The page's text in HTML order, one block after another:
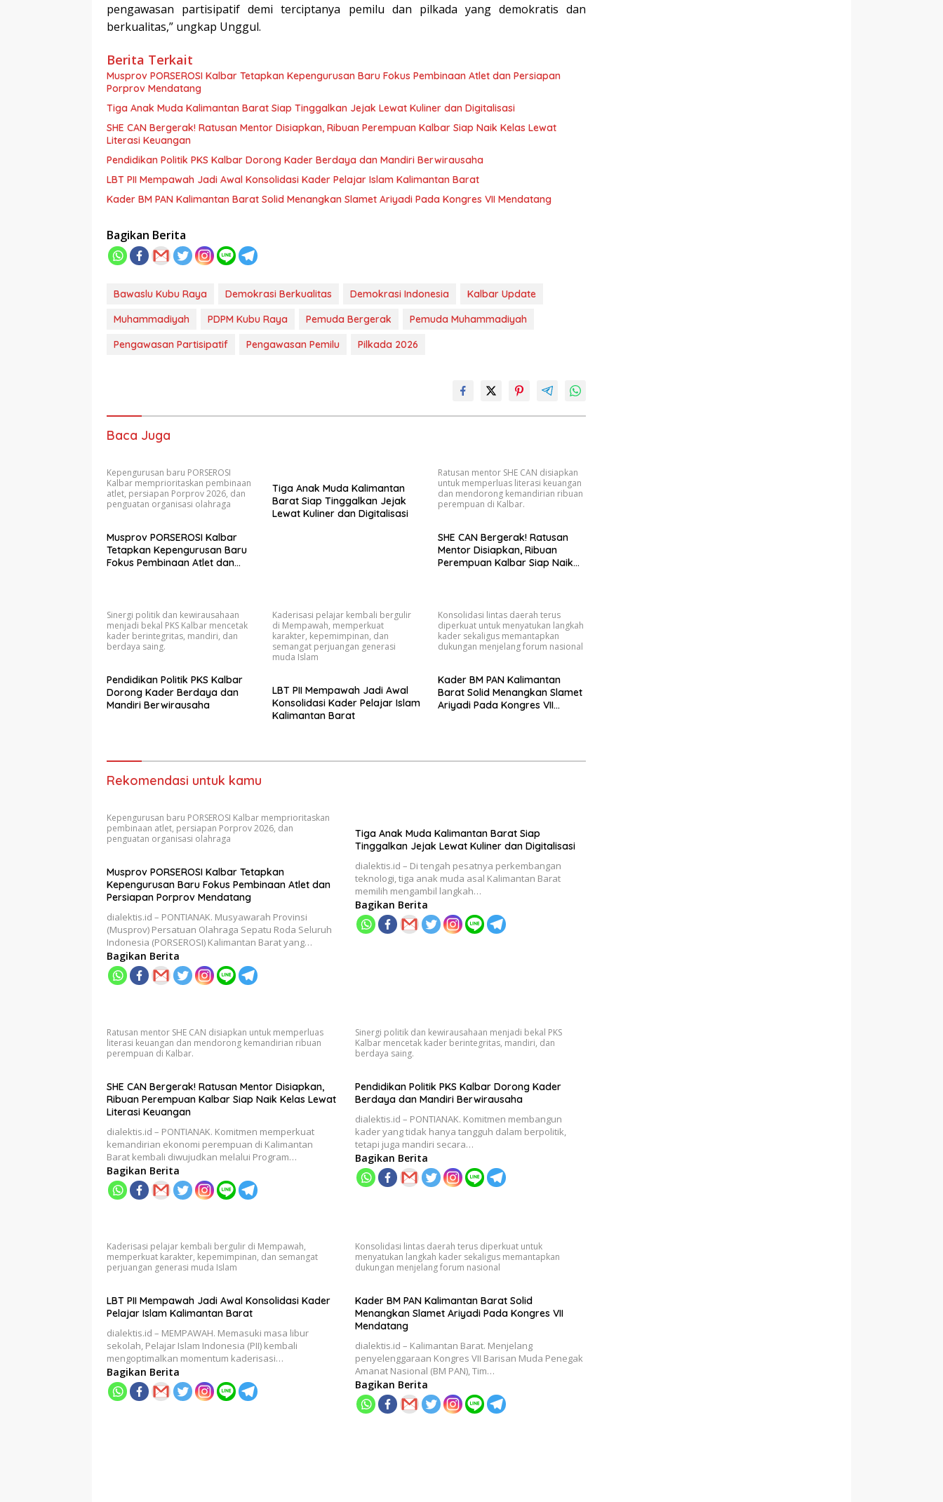
pengawasan partisipatif demi terciptanya pemilu dan pilkada yang demokratis dan
berkualitas,” ungkap Unggul.
Berita Terkait
Musprov PORSEROSI Kalbar Tetapkan Kepengurusan Baru Fokus Pembinaan Atlet dan Persiapan
Porprov Mendatang
Tiga Anak Muda Kalimantan Barat Siap Tinggalkan Jejak Lewat Kuliner dan Digitalisasi
SHE CAN Bergerak! Ratusan Mentor Disiapkan, Ribuan Perempuan Kalbar Siap Naik Kelas Lewat
Literasi Keuangan
Pendidikan Politik PKS Kalbar Dorong Kader Berdaya dan Mandiri Berwirausaha
LBT PII Mempawah Jadi Awal Konsolidasi Kader Pelajar Islam Kalimantan Barat
Kader BM PAN Kalimantan Barat Solid Menangkan Slamet Ariyadi Pada Kongres VII Mendatang
Bagikan Berita
Bawaslu Kubu Raya Demokrasi Berkualitas Demokrasi Indonesia
Kalbar Update
Muhammadiyah
PDPM Kubu Raya Pemuda Bergerak
Pemuda Muhammadiyah
Pengawasan Partisipatif
Pengawasan Pemilu Pilkada 2026
Baca Juga
Kepengurusan baru PORSEROSI
Kalbar memprioritaskan pembinaan
atlet, persiapan Porprov 2026, dan
penguatan organisasi olahraga
Musprov PORSEROSI Kalbar
Tetapkan Kepengurusan Baru
Fokus Pembinaan Atlet dan
Tiga Anak Muda Kalimantan
Barat Siap Tinggalkan Jejak
Lewat Kuliner dan Digitalisasi
Ratusan mentor SHE CAN disiapkan
untuk memperluas literasi keuangan
dan mendorong kemandirian ribuan
perempuan di Kalbar.
SHE CAN Bergerak! Ratusan
Mentor Disiapkan, Ribuan
Perempuan Kalbar Siap Naik
Sinergi politik dan kewirausahaan
menjadi bekal PKS Kalbar mencetak
kader berintegritas, mandiri, dan
berdaya saing.
Pendidikan Politik PKS Kalbar
Dorong Kader Berdaya dan
Mandiri Berwirausaha
Kaderisasi pelajar kembali bergulir
di Mempawah, memperkuat
karakter, kepemimpinan, dan
semangat perjuangan generasi
muda Islam
LBT PII Mempawah Jadi Awal
Konsolidasi Kader Pelajar Islam
Kalimantan Barat
Konsolidasi lintas daerah terus
diperkuat untuk menyatukan langkah
kader sekaligus memantapkan
dukungan menjelang forum nasional
Kader BM PAN Kalimantan
Barat Solid Menangkan Slamet
Ariyadi Pada Kongres VII
Rekomendasi untuk kamu
Kepengurusan baru PORSEROSI Kalbar memprioritaskan
pembinaan atlet, persiapan Porprov 2026, dan
penguatan organisasi olahraga
Musprov PORSEROSI Kalbar Tetapkan
Kepengurusan Baru Fokus Pembinaan Atlet dan
Persiapan Porprov Mendatang
dialektis.id – PONTIANAK. Musyawarah Provinsi
(Musprov) Persatuan Olahraga Sepatu Roda Seluruh
Indonesia (PORSEROSI) Kalimantan Barat yang…
Bagikan Berita
Tiga Anak Muda Kalimantan Barat Siap
Tinggalkan Jejak Lewat Kuliner dan Digitalisasi
dialektis.id – Di tengah pesatnya perkembangan
teknologi, tiga anak muda asal Kalimantan Barat
memilih mengambil langkah…
Bagikan Berita
Ratusan mentor SHE CAN disiapkan untuk memperluas
literasi keuangan dan mendorong kemandirian ribuan
perempuan di Kalbar.
SHE CAN Bergerak! Ratusan Mentor Disiapkan,
Ribuan Perempuan Kalbar Siap Naik Kelas Lewat
Literasi Keuangan
dialektis.id – PONTIANAK. Komitmen memperkuat
kemandirian ekonomi perempuan di Kalimantan
Barat kembali diwujudkan melalui Program…
Bagikan Berita
Sinergi politik dan kewirausahaan menjadi bekal PKS
Kalbar mencetak kader berintegritas, mandiri, dan
berdaya saing.
Pendidikan Politik PKS Kalbar Dorong Kader
Berdaya dan Mandiri Berwirausaha
dialektis.id – PONTIANAK. Komitmen membangun
kader yang tidak hanya tangguh dalam berpolitik,
tetapi juga mandiri secara…
Bagikan Berita
Kaderisasi pelajar kembali bergulir di Mempawah,
memperkuat karakter, kepemimpinan, dan semangat
perjuangan generasi muda Islam
LBT PII Mempawah Jadi Awal Konsolidasi Kader
Pelajar Islam Kalimantan Barat
dialektis.id – MEMPAWAH. Memasuki masa libur
sekolah, Pelajar Islam Indonesia (PII) kembali
mengoptimalkan momentum kaderisasi…
Bagikan Berita
Konsolidasi lintas daerah terus diperkuat untuk
menyatukan langkah kader sekaligus memantapkan
dukungan menjelang forum nasional
Kader BM PAN Kalimantan Barat Solid
Menangkan Slamet Ariyadi Pada Kongres VII
Mendatang
dialektis.id – Kalimantan Barat. Menjelang
penyelenggaraan Kongres VII Barisan Muda Penegak
Amanat Nasional (BM PAN), Tim…
Bagikan Berita